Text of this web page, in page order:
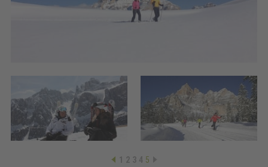
1 2 3 4 5